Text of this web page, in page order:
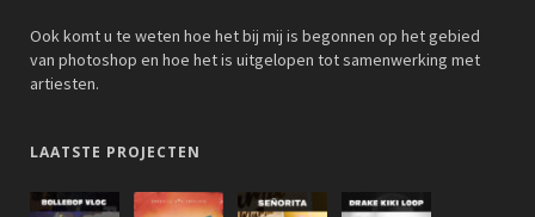
Ook komt u te weten hoe het bij mij is begonnen op het gebied
van photoshop en hoe het is uitgelopen tot samenwerking met
artiesten.
LAATSTE PROJECTEN